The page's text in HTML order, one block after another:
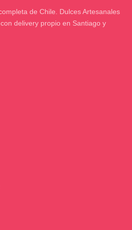
de Chile. Dulces Artesanales
delivery propio en Santiago y